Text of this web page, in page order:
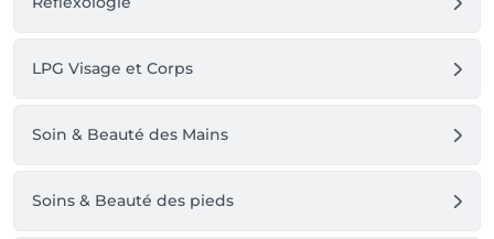
LPG Visage et Corps
Soin & Beauté des Mains
Soins & Beauté des pieds